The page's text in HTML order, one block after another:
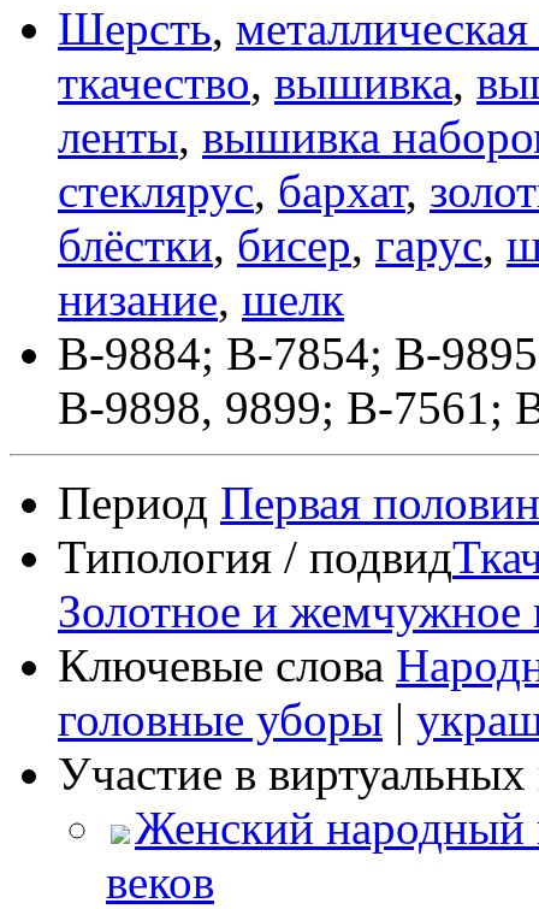
Шерсть,
ткачество, вышивка,
ленты, вышивка
стеклярус, бархат,
блёстки, бисер, гарус,
низание, шелк
В-9884; В-7854; В-
В-9898, 9899; В-7561;
Период Первая
Типология / подвид
Золотное и жемчужное
Ключевые слова
головные уборы |
Участие в
Женский
веков